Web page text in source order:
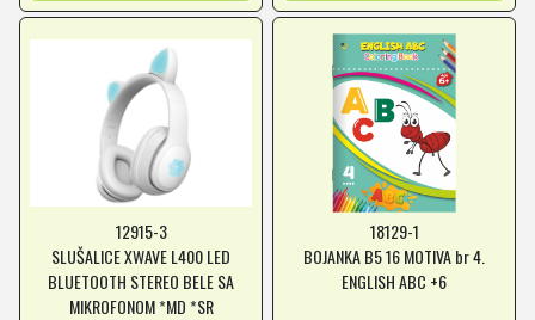
12915-3
SLUŠALICE XWAVE L400 LED
BLUETOOTH STEREO BELE SA
MIKROFONOM *MD *SR
18129-1
BOJANKA B5 16 MOTIVA br 4.
ENGLISH ABC +6